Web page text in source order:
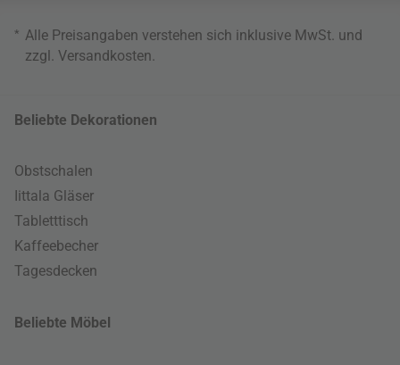
* Alle Preisangaben verstehen sich inklusive MwSt. und
zzgl. Versandkosten
Beliebte Dekorationen
Obstschalen
Iittala Gläser
Tabletttisch
Kaffeebecher
Tagesdecken
Beliebte Möbel